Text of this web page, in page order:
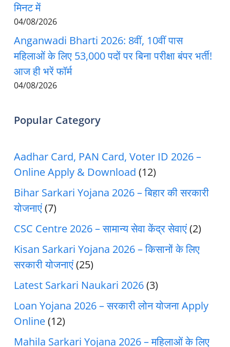
मिनट में
04/08/2026
Anganwadi Bharti 2026: 8वीं, 10वीं पास
महिलाओं के लिए 53,000 पदों पर बिना परीक्षा बंपर भर्ती!
आज ही भरें फॉर्म
04/08/2026
Popular Category
Aadhar Card, PAN Card, Voter ID 2026 –
Online Apply & Download (12)
Bihar Sarkari Yojana 2026 – बिहार की सरकारी
योजनाएं(7)
CSC Centre 2026 – सामान्य सेवा केंद्र सेवाएं(2)
Kisan Sarkari Yojana 2026 – किसानों के लिए
सरकारी योजनाएं(25)
Latest Sarkari Naukari 2026(3)
Loan Yojana 2026 – सरकारी लोन योजना Apply
Online(12)
Mahila Sarkari Yojana 2026 – महिलाओं के लिए